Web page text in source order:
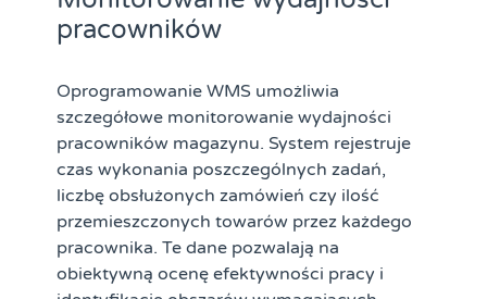
pracowników
Oprogramowanie WMS umożliwia
szczegółowe monitorowanie wydajności
pracowników magazynu. System rejestruje
czas wykonania poszczególnych zadań,
liczbę obsłużonych zamówień czy ilość
przemieszczonych towarów przez każdego
pracownika. Te dane pozwalają na
obiektywną ocenę efektywności pracy i